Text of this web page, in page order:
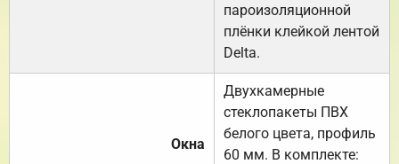
пароизоляционной
плёнки клейкой лентой
Delta.
Окна
Двухкамерные
стеклопакеты ПВХ
белого цвета, профиль
60 мм. В комплекте: